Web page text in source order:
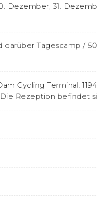
Dezember, 31.
darüber Tagescamp /
Cycling Terminal:
Rezeption befindet